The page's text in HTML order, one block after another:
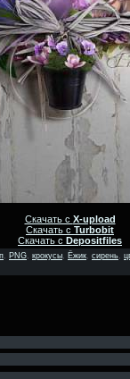
Скачать с X-upload
Скачать с Turbobit
Скачать с Depositfiles
PNG крокусы Ёжик сирень